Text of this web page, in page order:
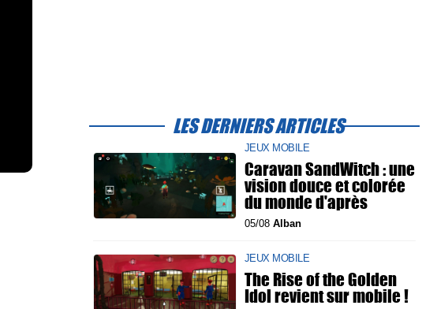
LES DERNIERS ARTICLES
JEUX MOBILE
Caravan SandWitch : une
vision douce et colorée
du monde d'après
05/08 Alban
JEUX MOBILE
The Rise of the Golden
Idol revient sur mobile !